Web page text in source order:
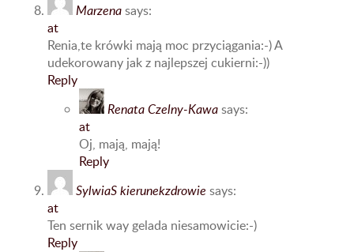
Marzenasays:
at
Renia,te krówki mają moc przyciągania:-) A
udekorowany jak z najlepszej cukierni:-))
Reply
Renata Czelny-Kawasays:
at
Oj, mają, mają!
Reply
SylwiaS kierunekzdrowie says:
at
Ten sernik way gelada niesamowicie:-)
Reply